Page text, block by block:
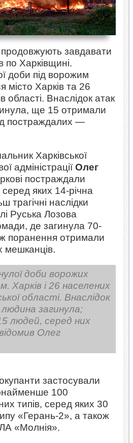
продовжують завдавати
по Харківщині.
доби під ворожим
місто Харків та 26
області. Внаслідок атак
ще 15 отримали
постраждалих —
Харківської
адміністрації Олег
постраждали
яких 14-річна
трагічні наслідки
Руська Лозова
де загинула 70-
поранення отримали
мешканців.
доби ворожих
Харків і 26 населених
області. Внаслідок
людина загинула;
людей, серед них
Олег
застосували
100
типів, серед яких 30
«Герань-2», а також
«Молнія».